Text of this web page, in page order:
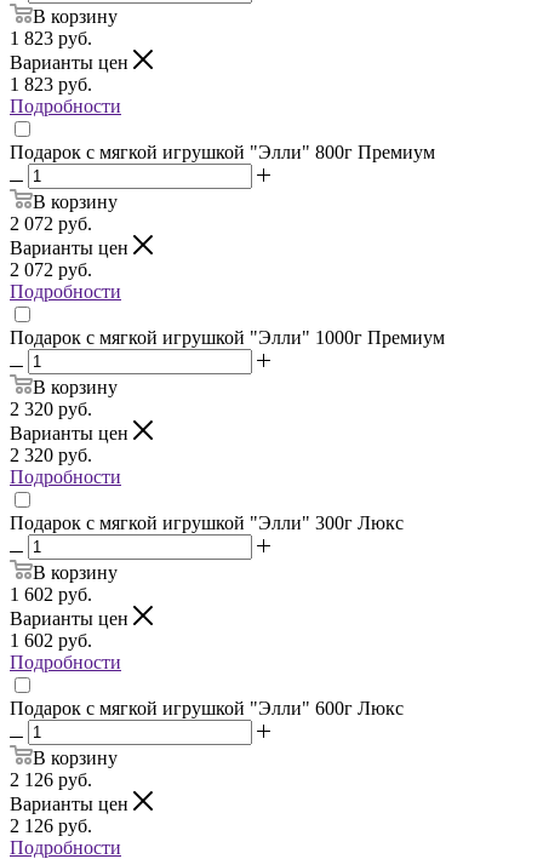
В корзину
1 823 руб.
Варианты цен
1 823 руб.
Подробности
Подарок с мягкой игрушкой "Элли" 800г Премиум
В корзину
2 072 руб.
Варианты цен
2 072 руб.
Подробности
Подарок с мягкой игрушкой "Элли" 1000г Премиум
В корзину
2 320 руб.
Варианты цен
2 320 руб.
Подробности
Подарок с мягкой игрушкой "Элли" 300г Люкс
В корзину
1 602 руб.
Варианты цен
1 602 руб.
Подробности
Подарок с мягкой игрушкой "Элли" 600г Люкс
В корзину
2 126 руб.
Варианты цен
2 126 руб.
Подробности